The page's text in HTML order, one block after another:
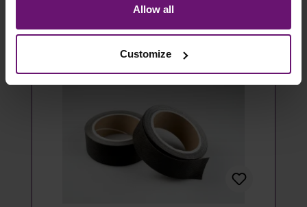
Schöppingen, Germany), which cannot assign this data
to you personally, but may process it for its own
Allow all
Customize
Artikel ausverkauft